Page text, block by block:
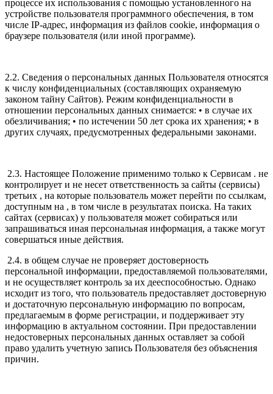
процессе их использования с помощью установленного на
устройстве пользователя программного обеспечения, в том
числе IP-адрес, информация из файлов cookie, информация о
браузере пользователя (или иной программе).
2.2. Сведения о персональных данных Пользователя относятся
к числу конфиденциальных (составляющих охраняемую
законом тайну Сайтов). Режим конфиденциальности в
отношении персональных данных снимается: • в случае их
обезличивания; • по истечении 50 лет срока их хранения; • в
других случаях, предусмотренных федеральными законами.
2.3. Настоящее Положение применимо только к Сервисам . не
контролирует и не несет ответственность за сайты (сервисы)
третьих , на которые пользователь может перейти по ссылкам,
доступным на , в том числе в результатах поиска. На таких
сайтах (сервисах) у пользователя может собираться или
запрашиваться иная персональная информация, а также могут
совершаться иные действия.
2.4. в общем случае не проверяет достоверность
персональной информации, предоставляемой пользователями,
и не осуществляет контроль за их дееспособностью. Однако
исходит из того, что пользователь предоставляет достоверную
и достаточную персональную информацию по вопросам,
предлагаемым в форме регистрации, и поддерживает эту
информацию в актуальном состоянии. При предоставлении
недостоверных персональных данных оставляет за собой
право удалить учетную запись Пользователя без объяснения
причин.